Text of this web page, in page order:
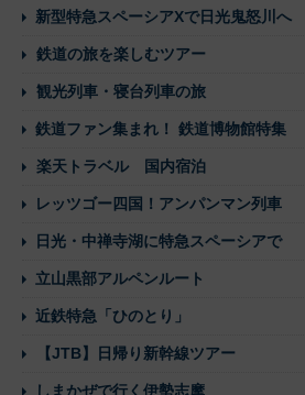
新型特急スペーシアXで日光鬼怒川へ
鉄道の旅を楽しむツアー
観光列車・寝台列車の旅
鉄道ファン集まれ！ 鉄道博物館特集
楽天トラベル 国内宿泊
レッツゴー四国！アンパンマン列車
日光・中禅寺湖に特急スペーシアで
立山黒部アルペンルート
近鉄特急「ひのとり」
【JTB】日帰り新幹線ツアー
しまかぜで行く伊勢志摩